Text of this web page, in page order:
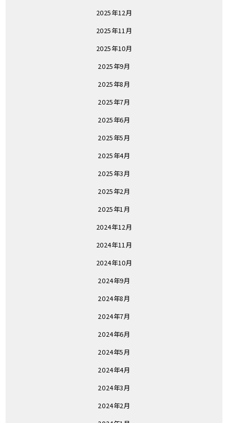
2025年12月
2025年11月
2025年10月
2025年9月
2025年8月
2025年7月
2025年6月
2025年5月
2025年4月
2025年3月
2025年2月
2025年1月
2024年12月
2024年11月
2024年10月
2024年9月
2024年8月
2024年7月
2024年6月
2024年5月
2024年4月
2024年3月
2024年2月